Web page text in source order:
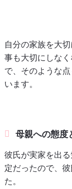
自分の家族を大
事も大切にしな
で、そのような
います。
母親への態度
彼氏が実家を出
定だったので、
た。